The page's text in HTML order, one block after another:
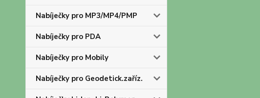
Nabíječky pro MP3/MP4/PMP
Nabíječky pro PDA
Nabíječky pro Mobily
Nabíječky pro Geodetick.zaříz.